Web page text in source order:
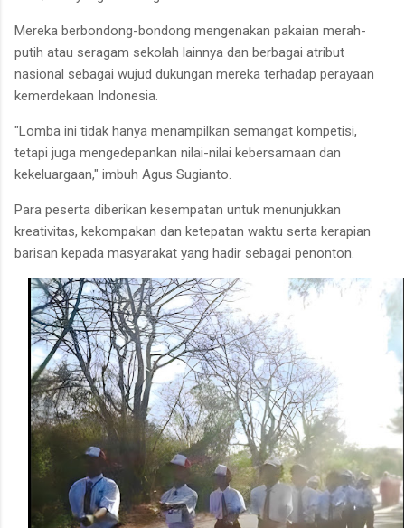
Mereka berbondong-bondong mengenakan pakaian merah-
putih atau seragam sekolah lainnya dan berbagai atribut
nasional sebagai wujud dukungan mereka terhadap perayaan
kemerdekaan Indonesia.
"Lomba ini tidak hanya menampilkan semangat kompetisi,
tetapi juga mengedepankan nilai-nilai kebersamaan dan
kekeluargaan," imbuh Agus Sugianto.
Para peserta diberikan kesempatan untuk menunjukkan
kreativitas, kekompakan dan ketepatan waktu serta kerapian
barisan kepada masyarakat yang hadir sebagai penonton.